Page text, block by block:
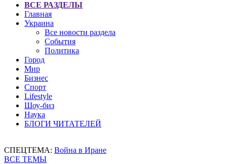
ВСЕ РАЗДЕЛЫ
Главная
Украина
Все новости раздела
События
Политика
Город
Мир
Бизнес
Спорт
Lifestyle
Шоу-биз
Наука
БЛОГИ ЧИТАТЕЛЕЙ
СПЕЦТЕМА: Война в Иране
ВСЕ ТЕМЫ